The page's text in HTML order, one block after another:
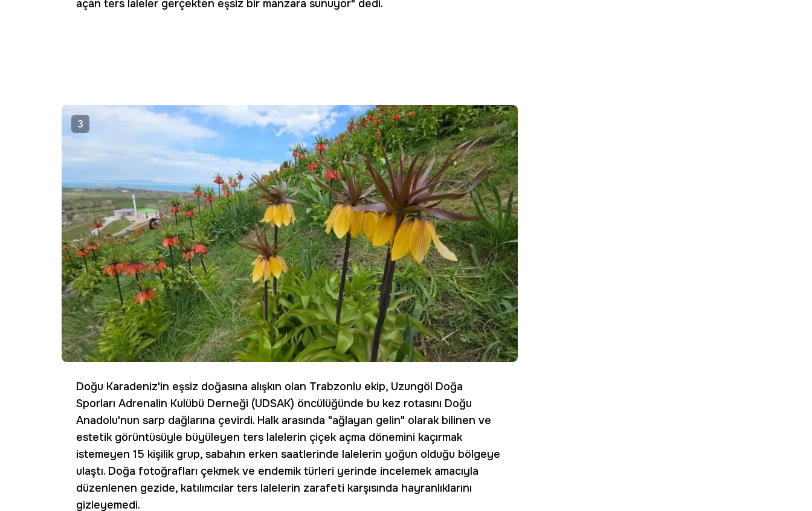
açan ters laleler gerçekten eşsiz bir manzara sunuyor" dedi.
3
Doğu Karadeniz'in eşsiz doğasına alışkın olan Trabzonlu ekip, Uzungöl Doğa
Sporları Adrenalin Kulübü Derneği (UDSAK) öncülüğünde bu kez rotasını Doğu
Anadolu'nun sarp dağlarına çevirdi. Halk arasında "ağlayan gelin" olarak bilinen ve
estetik görüntüsüyle büyüleyen ters lalelerin çiçek açma dönemini kaçırmak
istemeyen 15 kişilik grup, sabahın erken saatlerinde lalelerin yoğun olduğu bölgeye
ulaştı. Doğa fotoğrafları çekmek ve endemik türleri yerinde incelemek amacıyla
düzenlenen gezide, katılımcılar ters lalelerin zarafeti karşısında hayranlıklarını
gizleyemedi.